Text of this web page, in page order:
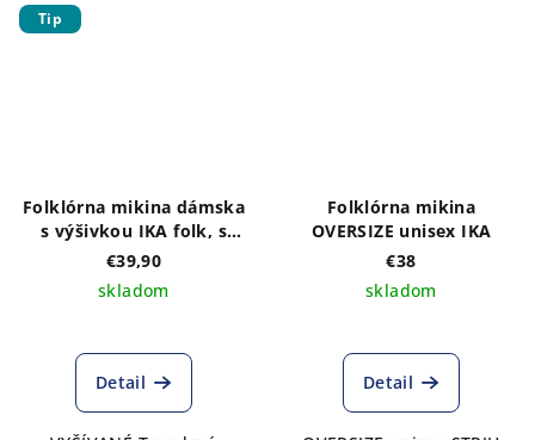
Tip
Folklórna mikina dámska
s výšivkou IKA folk, s
kapucňou
€39,90
skladom
Detail
Folklórna mikina
OVERSIZE unisex IKA
€38
skladom
Detail